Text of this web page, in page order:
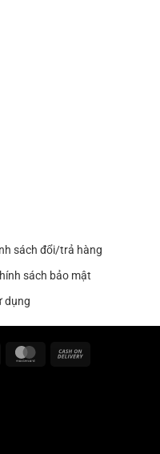
sách đổi/trả hàng
sách bảo mật
dụng
MasterCard